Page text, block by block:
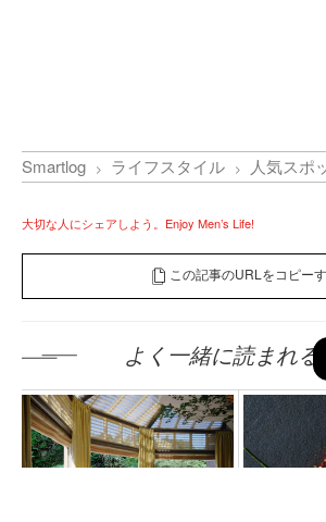
Smartlog ライフスタイル 人気スポ
大切な人にシェアしよう。Enjoy Men’s Life!
この記事のURLをコピー
よく一緒に読まれる